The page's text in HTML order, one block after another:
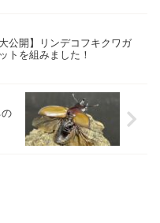
公開】リンデコフキクワガ
トを組みました！
の